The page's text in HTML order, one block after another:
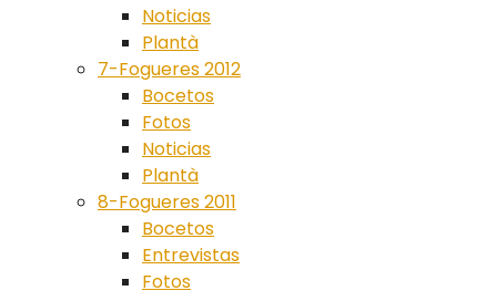
Noticias
Plantà
7-Fogueres 2012
Bocetos
Fotos
Noticias
Plantà
8-Fogueres 2011
Bocetos
Entrevistas
Fotos